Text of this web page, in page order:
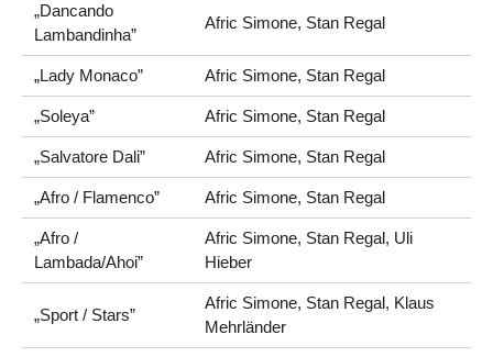
„Dancando
Lambandinha”
Afric Simone, Stan Regal
„Lady Monaco” Afric Simone, Stan Regal
„Soleya” Afric Simone, Stan Regal
„Salvatore Dali” Afric Simone, Stan Regal
„Afro / Flamenco” Afric Simone, Stan Regal
„Afro /
Lambada/Ahoi”
Afric Simone, Stan Regal, Uli
Hieber
„Sport / Stars”
Afric Simone, Stan Regal, Klaus
Mehrländer